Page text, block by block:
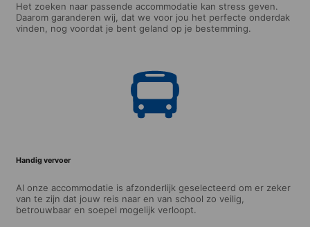
Het zoeken naar passende accommodatie kan stress geven.
Daarom garanderen wij, dat we voor jou het perfecte onderdak
vinden, nog voordat je bent geland op je bestemming.
Handig vervoer
Al onze accommodatie is afzonderlijk geselecteerd om er zeker
van te zijn dat jouw reis naar en van school zo veilig,
betrouwbaar en soepel mogelijk verloopt.